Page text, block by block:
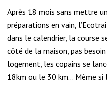
Après 18 mois sans mettre
préparations en vain,
dans le calendrier, la course
côté de la maison, pas
logement, les copains se
18km ou le 30 km… Même